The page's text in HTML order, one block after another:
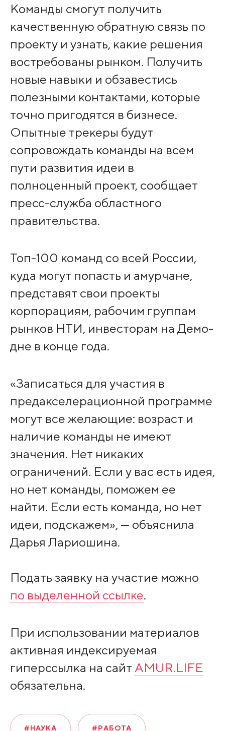
Команды смогут получить
качественную обратную связь по
проекту и узнать, какие решения
востребованы рынком. Получить
новые навыки и обзавестись
полезными контактами, которые
точно пригодятся в бизнесе.
Опытные трекеры будут
сопровождать команды на всем
пути развития идеи в
полноценный проект, сообщает
пресс-служба областного
правительства.
Топ-100 команд со всей России,
куда могут попасть и амурчане,
представят свои проекты
корпорациям, рабочим группам
рынков НТИ, инвесторам на Демо-
дне в конце года.
«Записаться для участия в
предакселерационной программе
могут все желающие: возраст и
наличие команды не имеют
значения. Нет никаких
ограничений. Если у вас есть идея,
но нет команды, поможем ее
найти. Если есть команда, но нет
идеи, подскажем», — объяснила
Дарья Лариошина.
Подать заявку на участие можно
по выделенной ссылке.
При использовании материалов
активная индексируемая
гиперссылка на сайт AMUR.LIFE
обязательна.
#НАУКА #РАБОТА